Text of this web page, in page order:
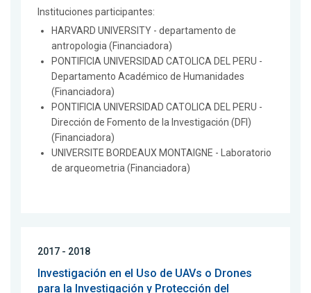
Instituciones participantes:
HARVARD UNIVERSITY - departamento de
antropologia (Financiadora)
PONTIFICIA UNIVERSIDAD CATOLICA DEL PERU -
Departamento Académico de Humanidades
(Financiadora)
PONTIFICIA UNIVERSIDAD CATOLICA DEL PERU -
Dirección de Fomento de la Investigación (DFI)
(Financiadora)
UNIVERSITE BORDEAUX MONTAIGNE - Laboratorio
de arqueometria (Financiadora)
2017 - 2018
Investigación en el Uso de UAVs o Drones
para la Investigación y Protección del